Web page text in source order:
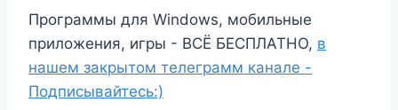
Программы для Windows, мобильные
приложения, игры - ВСЁ БЕСПЛАТНО, в
нашем закрытом телеграмм канале -
Подписывайтесь:)